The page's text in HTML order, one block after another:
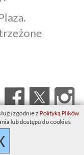
i zgodnie z Polityką Plików
lub dostępu do cookies